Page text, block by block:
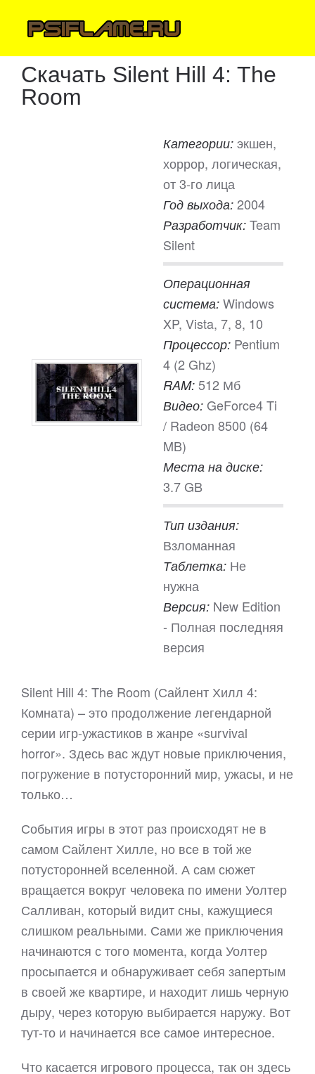
Скачать Silent Hill 4: The
Room
Категории: экшен,
хоррор, логическая,
от 3-го лица
Год выхода: 2004
Разработчик: Team
Silent
Операционная
система: Windows
XP, Vista, 7, 8, 10
Процессор: Pentium
4 (2 Ghz)
RAM: 512 Мб
Видео: GeForce4 Ti
/ Radeon 8500 (64
MB)
Места на диске:
3.7 GB
Тип издания:
Взломанная
Таблетка: Не
нужна
Версия: New Edition
- Полная последняя
версия
Silent Hill 4: The Room (Сайлент Хилл 4:
Комната) – это продолжение легендарной
серии игр-ужастиков в жанре «survival
horror». Здесь вас ждут новые приключения,
погружение в потусторонний мир, ужасы, и не
только…
События игры в этот раз происходят не в
самом Сайлент Хилле, но все в той же
потусторонней вселенной. А сам сюжет
вращается вокруг человека по имени Уолтер
Салливан, который видит сны, кажущиеся
слишком реальными. Сами же приключения
начинаются с того момента, когда Уолтер
просыпается и обнаруживает себя запертым
в своей же квартире, и находит лишь черную
дыру, через которую выбирается наружу. Вот
тут-то и начинается все самое интересное.
Что касается игрового процесса, так он здесь